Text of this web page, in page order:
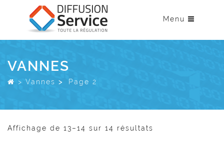
Menu
VANNES
> Vannes > Page 2
Affichage de 13–14 sur 14 résultats